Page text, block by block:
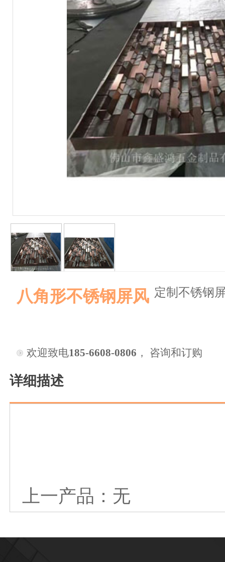
八角形不锈钢屏风 定制不锈钢
欢迎致电185-6608-0806 ， 咨询和订购
详细描述
上一产品：无